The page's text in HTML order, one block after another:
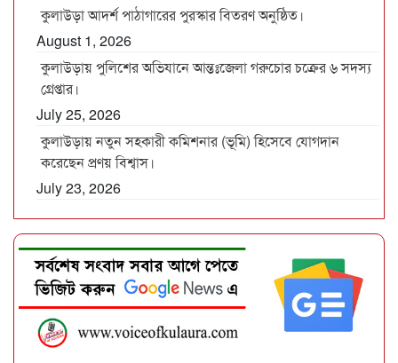
কুলাউড়া আদর্শ পাঠাগারের পুরস্কার বিতরণ অনুষ্ঠিত।
August 1, 2026
কুলাউড়ায় পুলিশের অভিযানে আন্তঃজেলা গরুচোর চক্রের ৬ সদস্য
গ্রেপ্তার।
July 25, 2026
কুলাউড়ায় নতুন সহকারী কমিশনার (ভূমি) হিসেবে যোগদান
করেছেন প্রণয় বিশ্বাস।
July 23, 2026